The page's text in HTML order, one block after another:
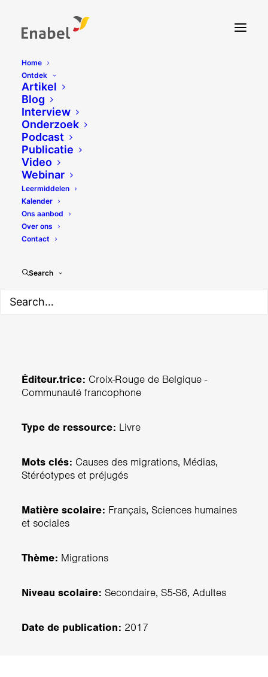
Home
Ontdek
Artikel
Blog
Interview
Onderzoek
Podcast
Publicatie
Video
Webinar
Leermiddelen
Kalender
Ons aanbod
Over ons
Contact
Search
Je n'ai jamais imaginé être
un réfugié
Éditeur.trice: Croix-Rouge de Belgique -
Communauté francophone
Type de ressource: Livre
Mots clés: Causes des migrations, Médias,
Stéréotypes et préjugés
Matière scolaire: Français, Sciences humaines
et sociales
Thème: Migrations
Niveau scolaire: Secondaire, S5-S6, Adultes
Date de publication: 2017